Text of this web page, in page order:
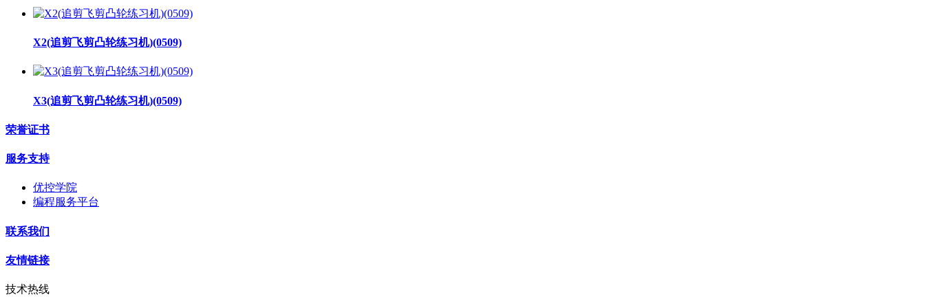
X2(追剪飞剪凸轮练习机)(0509)
X3(追剪飞剪凸轮练习机)(0509)
荣誉证书
服务支持
优控学院
编程服务平台
联系我们
友情链接
技术热线